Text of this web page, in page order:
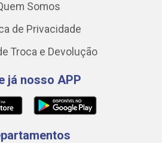
Somos
de Privacidade
Troca e Devolução
já nosso APP